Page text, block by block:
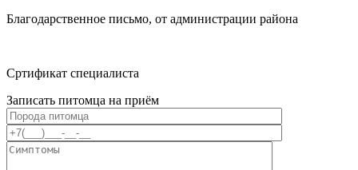
Благодарственное письмо, от администрации района
Сртификат специалиста
Записать питомца на приём